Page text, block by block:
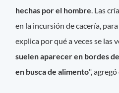
hechas por el hombre . Las
en la incursión de cacería,
explica por qué a veces se las
suelen aparecer en bordes
en busca de alimento",